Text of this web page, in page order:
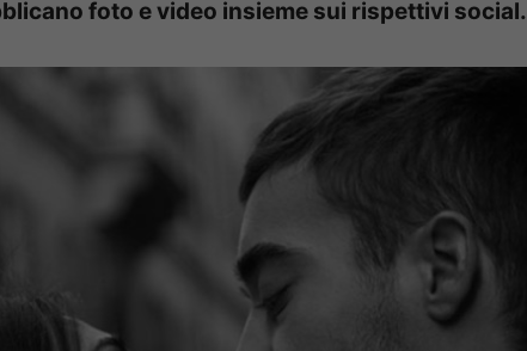
foto e video insieme sui rispettivi social.